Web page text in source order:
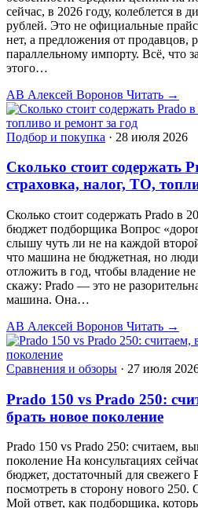
сейчас, в 2026 году, колеблется в
рублей. Это не официальные
нет, а предложения от продавцов,
параллельному импорту. Всё, что
этого…
АВ Алексей Воронов Читать →
Подбор и покупка · 28 июля 2026
Сколько стоит содержать
страховка, налог, ТО,
Сколько стоит содержать Prado в
бюджет подборщика Вопрос
слышу чуть ли не на каждой
что машина не бюджетная, но люди
отложить в год, чтобы владение
скажу: Prado — это не
машина. Она…
АВ Алексей Воронов Читать →
Сравнения и обзоры · 27 июля
Prado 150 vs Prado 250:
брать новое поколение
Prado 150 vs Prado 250: считаем,
поколение На консультациях
бюджет, достаточный для свежего
посмотреть в сторону нового 250.
Мой ответ, как подборщика,